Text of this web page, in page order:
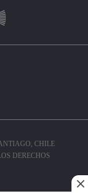
CHILE
DERECHOS